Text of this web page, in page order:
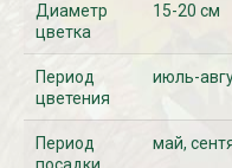
Диаметр
цветка
15-20 см
Период
цветения
июль-
Период
май,